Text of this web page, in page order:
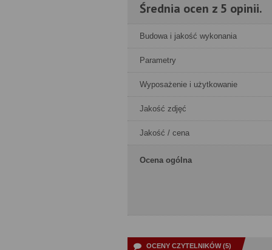
Średnia ocen z 5 opinii.
Budowa i jakość wykonania
Parametry
Wyposażenie i użytkowanie
Jakość zdjęć
Jakość / cena
Ocena ogólna
OCENY CZYTELNIKÓW (5)